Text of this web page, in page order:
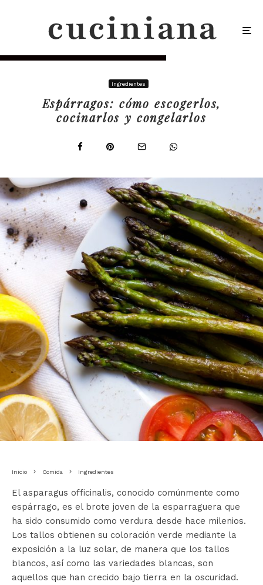
Ingredientes
Espárragos: cómo escogerlos,
cocinarlos y congelarlos
Inicio Comida Ingredientes
El asparagus officinalis, conocido comúnmente como
espárrago, es el brote joven de la esparraguera que
ha sido consumido como verdura desde hace milenios.
Los tallos obtienen su coloración verde mediante la
exposición a la luz solar, de manera que los tallos
blancos, así como las variedades blancas, son
aquellos que han crecido bajo tierra en la oscuridad.